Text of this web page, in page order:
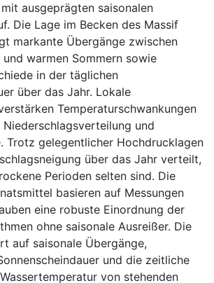
ausgeprägten saisonalen
Die Lage im Becken des Massif
markante Übergänge zwischen
warmen Sommern sowie
in der täglichen
über das Jahr. Lokale
Temperaturschwankungen
Niederschlagsverteilung und
Trotz gelegentlicher Hochdrucklagen
über das Jahr verteilt,
Perioden selten sind. Die
basieren auf Messungen
eine robuste Einordnung der
ohne saisonale Ausreißer. Die
auf saisonale Übergänge,
und die zeitliche
von stehenden